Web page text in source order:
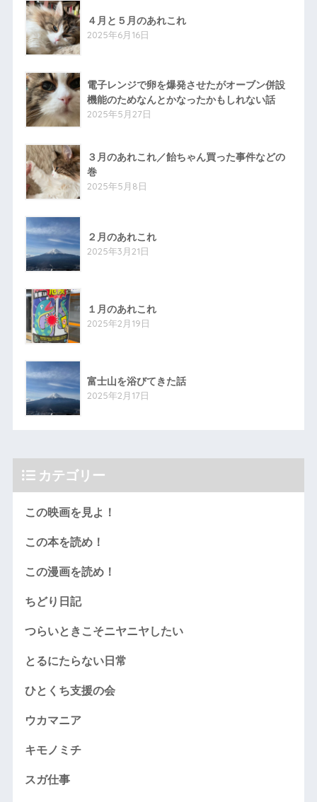
４月と５月のあれこれ
2025年6月16日
電子レンジで卵を爆発させたがオーブン併設
機能のためなんとかなったかもしれない話
2025年5月27日
３月のあれこれ／飴ちゃん買った事件などの
巻
2025年5月8日
２月のあれこれ
2025年3月21日
１月のあれこれ
2025年2月19日
富士山を浴びてきた話
2025年2月17日
カテゴリー
この映画を見よ！
この本を読め！
この漫画を読め！
ちどり日記
つらいときこそニヤニヤしたい
とるにたらない日常
ひとくち支援の会
ウカマニア
キモノミチ
スガ仕事